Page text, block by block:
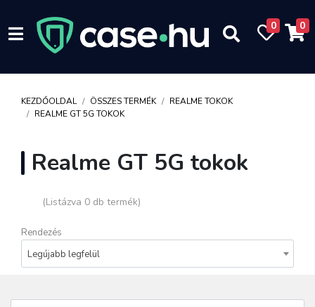
0 0
KEZDŐOLDAL ÖSSZES TERMÉK
REALME TOKOK
REALME GT 5G TOKOK
Realme GT 5G tokok
(Listázva 0 db termék)
Rendezés
Legújabb legfelül